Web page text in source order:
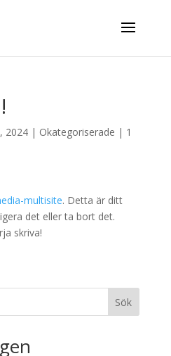
2024| Okategoriserade | 1
multisite. Detta är ditt
det eller ta bort det.
skriva!
Sök